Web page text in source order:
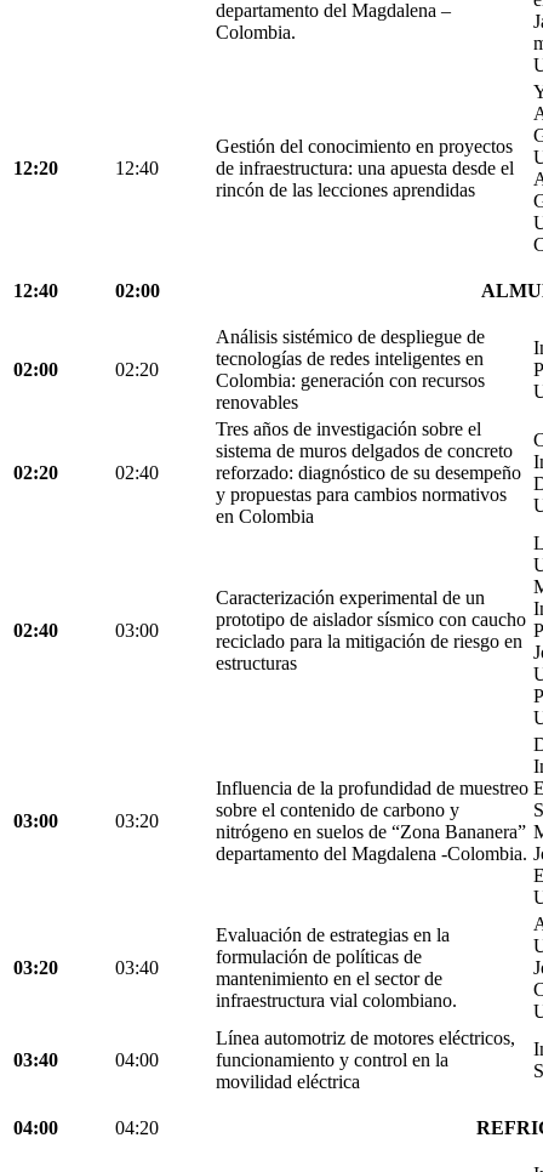
departamento del Magdalena –
Colombia.
12:20 12:40
Gestión del conocimiento en proyectos
de infraestructura: una apuesta desde el
rincón de las lecciones aprendidas
12:40 02:00
02:00 02:20
Análisis sistémico de despliegue de
tecnologías de redes inteligentes en
Colombia: generación con recursos
renovables
02:20 02:40
Tres años de investigación sobre el
sistema de muros delgados de concreto
reforzado: diagnóstico de su desempeño
y propuestas para cambios normativos
en Colombia
02:40 03:00
Caracterización experimental de un
prototipo de aislador sísmico con caucho
reciclado para la mitigación de riesgo en
estructuras
03:00 03:20
Influencia de la profundidad de muestreo
sobre el contenido de carbono y
nitrógeno en suelos de “Zona Bananera”
departamento del Magdalena -Colombia.
03:20 03:40
Evaluación de estrategias en la
formulación de políticas de
mantenimiento en el sector de
infraestructura vial colombiano.
03:40 04:00
Línea automotriz de motores eléctricos,
funcionamiento y control en la
movilidad eléctrica
04:00 04:20